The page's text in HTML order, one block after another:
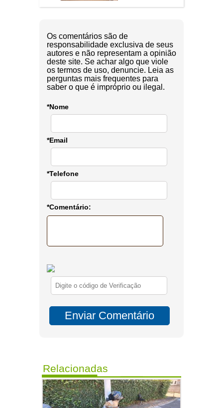
Os comentários são de
responsabilidade exclusiva de seus
autores e não representam a opinião
deste site. Se achar algo que viole
os termos de uso, denuncie. Leia as
perguntas mais frequentes para
saber o que é impróprio ou ilegal.
*Nome
*Email
*Telefone
*Comentário:
Relacionadas